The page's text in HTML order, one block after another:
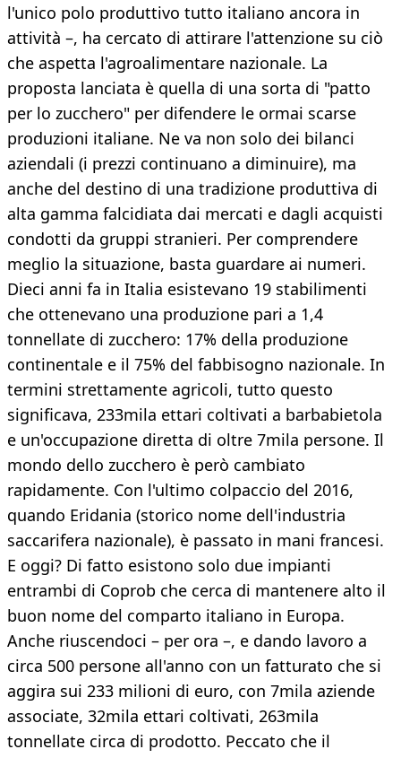
l'unico polo produttivo tutto italiano ancora in
attività –, ha cercato di attirare l'attenzione su ciò
che aspetta l'agroalimentare nazionale. La
proposta lanciata è quella di una sorta di "patto
per lo zucchero" per difendere le ormai scarse
produzioni italiane. Ne va non solo dei bilanci
aziendali (i prezzi continuano a diminuire), ma
anche del destino di una tradizione produttiva di
alta gamma falcidiata dai mercati e dagli acquisti
condotti da gruppi stranieri. Per comprendere
meglio la situazione, basta guardare ai numeri.
Dieci anni fa in Italia esistevano 19 stabilimenti
che ottenevano una produzione pari a 1,4
tonnellate di zucchero: 17% della produzione
continentale e il 75% del fabbisogno nazionale. In
termini strettamente agricoli, tutto questo
significava, 233mila ettari coltivati a barbabietola
e un'occupazione diretta di oltre 7mila persone. Il
mondo dello zucchero è però cambiato
rapidamente. Con l'ultimo colpaccio del 2016,
quando Eridania (storico nome dell'industria
saccarifera nazionale), è passato in mani francesi.
E oggi? Di fatto esistono solo due impianti
entrambi di Coprob che cerca di mantenere alto il
buon nome del comparto italiano in Europa.
Anche riuscendoci – per ora –, e dando lavoro a
circa 500 persone all'anno con un fatturato che si
aggira sui 233 milioni di euro, con 7mila aziende
associate, 32mila ettari coltivati, 263mila
tonnellate circa di prodotto. Peccato che il